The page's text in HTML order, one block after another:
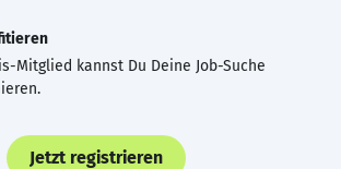
Mitglied kannst Du Deine Job-Suche
Jetzt registrieren